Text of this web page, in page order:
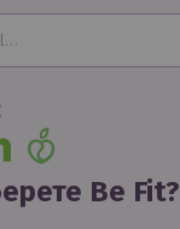
Be Fit?